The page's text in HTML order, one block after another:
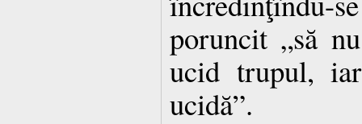
poruncit „să
ucid trupul,
ucidă”.